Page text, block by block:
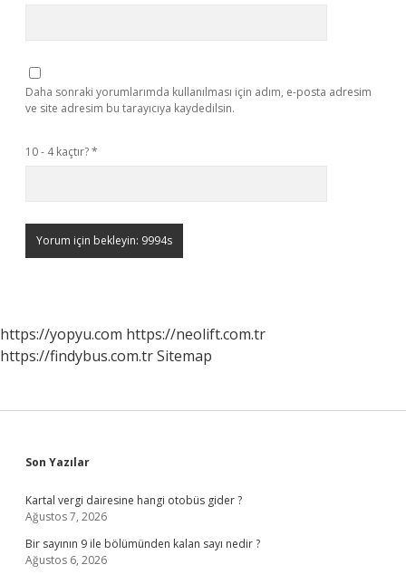
Daha sonraki yorumlarımda kullanılması için adım, e-posta adresim
ve site adresim bu tarayıcıya kaydedilsin.
10 - 4 kaçtır?*
https://yopyu.com https://neolift.com.tr
https://findybus.com.trSitemap
Sidebar
Son Yazılar
Kartal vergi dairesine hangi otobüs gider ?
Ağustos 7, 2026
Bir sayının 9 ile bölümünden kalan sayı nedir ?
Ağustos 6, 2026